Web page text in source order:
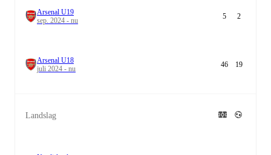
Arsenal U19
sep. 2024 - nu
5 2
Arsenal U18
juli 2024 - nu
46 19
Landslag